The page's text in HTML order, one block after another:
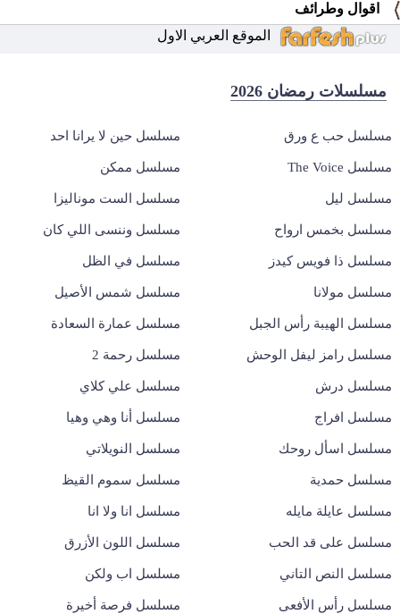
اقوال وطرائف
الموقع العربي الاول
مسلسلات رمضان 2026
مسلسل حب ع ورق مسلسل حين لا يرانا احد
مسلسل The Voice مسلسل ممكن
مسلسل ليل مسلسل الست موناليزا
مسلسل بخمس ارواح مسلسل وننسى اللي كان
مسلسل ذا فويس كيدز مسلسل في الظل
مسلسل مولانا مسلسل شمس الأصيل
مسلسل الهيبة رأس الجبل مسلسل عمارة السعادة
مسلسل رامز ليفل الوحش مسلسل رحمة 2
مسلسل درش مسلسل علي كلاي
مسلسل افراج مسلسل أنا وهي وهيا
مسلسل اسأل روحك مسلسل النويلاتي
مسلسل حمدية مسلسل سموم القيظ
مسلسل عايلة مايله مسلسل انا ولا انا
مسلسل على قد الحب مسلسل اللون الأزرق
مسلسل النص التاني مسلسل اب ولكن
مسلسل رأس الأفعى مسلسل فرصة أخيرة